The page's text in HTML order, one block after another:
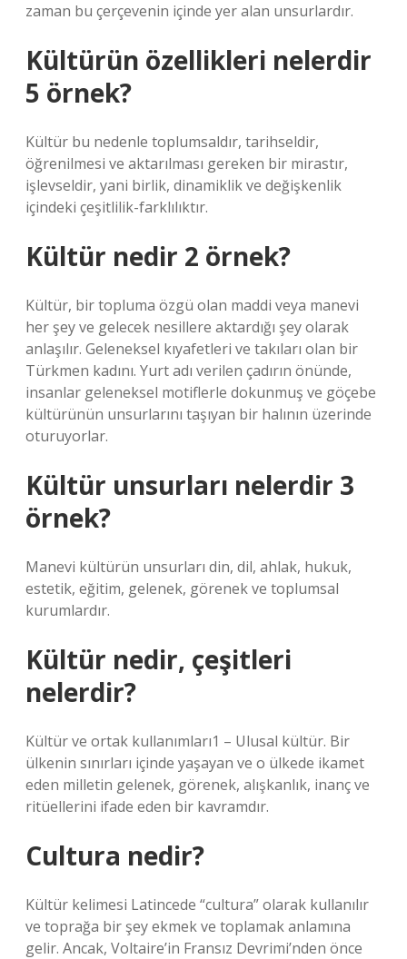
zaman bu çerçevenin içinde yer alan unsurlardır.
Kültürün özellikleri nelerdir
5 örnek?
Kültür bu nedenle toplumsaldır, tarihseldir,
öğrenilmesi ve aktarılması gereken bir mirastır,
işlevseldir, yani birlik, dinamiklik ve değişkenlik
içindeki çeşitlilik-farklılıktır.
Kültür nedir 2 örnek?
Kültür, bir topluma özgü olan maddi veya manevi
her şey ve gelecek nesillere aktardığı şey olarak
anlaşılır. Geleneksel kıyafetleri ve takıları olan bir
Türkmen kadını. Yurt adı verilen çadırın önünde,
insanlar geleneksel motiflerle dokunmuş ve göçebe
kültürünün unsurlarını taşıyan bir halının üzerinde
oturuyorlar.
Kültür unsurları nelerdir 3
örnek?
Manevi kültürün unsurları din, dil, ahlak, hukuk,
estetik, eğitim, gelenek, görenek ve toplumsal
kurumlardır.
Kültür nedir, çeşitleri
nelerdir?
Kültür ve ortak kullanımları1 – Ulusal kültür. Bir
ülkenin sınırları içinde yaşayan ve o ülkede ikamet
eden milletin gelenek, görenek, alışkanlık, inanç ve
ritüellerini ifade eden bir kavramdır.
Cultura nedir?
Kültür kelimesi Latincede “cultura” olarak kullanılır
ve toprağa bir şey ekmek ve toplamak anlamına
gelir. Ancak, Voltaire’in Fransız Devrimi’nden önce